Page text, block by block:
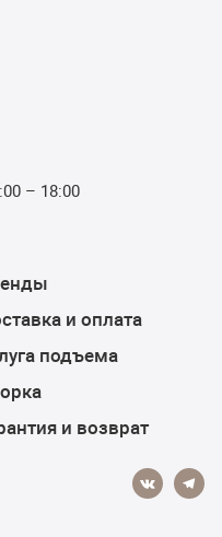
– 18:00
и оплата
подъема
и возврат